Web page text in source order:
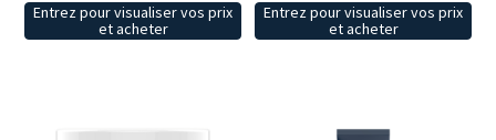
Entrez pour visualiser vos prix
et acheter
Entrez pour visualiser vos prix
et acheter